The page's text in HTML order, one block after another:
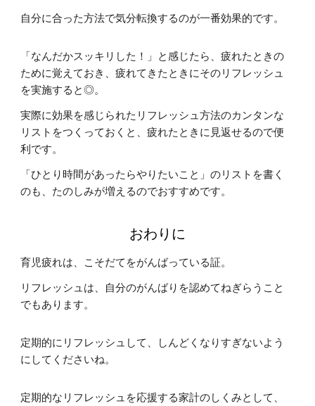
自分に合った方法で気分転換するのが一番効果的です。
「なんだかスッキリした！」と感じたら、疲れたときの
ために覚えておき、疲れてきたときにそのリフレッシュ
を実施すると◎。
実際に効果を感じられたリフレッシュ方法のカンタンな
リストをつくっておくと、疲れたときに見返せるので便
利です。
「ひとり時間があったらやりたいこと」のリストを書く
のも、たのしみが増えるのでおすすめです。
おわりに
育児疲れは、こそだてをがんばっている証。
リフレッシュは、自分のがんばりを認めてねぎらうこと
でもあります。
定期的にリフレッシュして、しんどくなりすぎないよう
にしてくださいね。
定期的なリフレッシュを応援する家計のしくみとして、